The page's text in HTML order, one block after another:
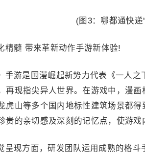
(图3：哪都通快递“
髓 带来革新动作手游新体验!
游是国漫崛起新势力代表《一人之
再现指尖异人世界。在游戏中，漫
虎山等多个国内地标性建筑场景都
贵的亲切感及深刻的记忆点，使游戏
现方面，研发团队运用成熟的格斗